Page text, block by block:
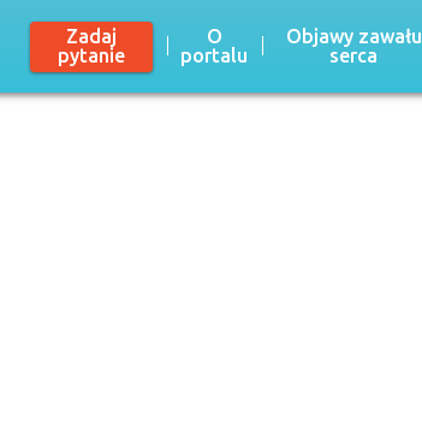
Zadaj
pytanie
O
portalu
Objawy zawału
serca